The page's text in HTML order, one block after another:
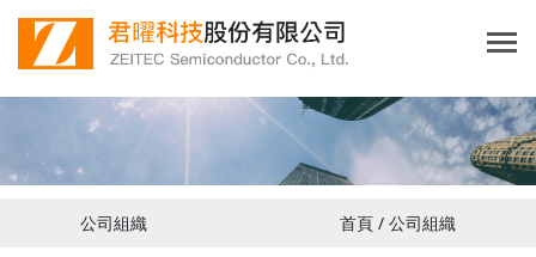
公司組織 首頁 / 公司組織